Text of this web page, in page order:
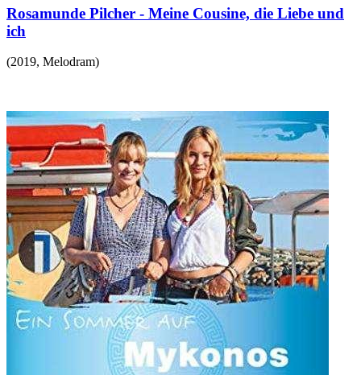
Rosamunde Pilcher - Meine Cousine, die Liebe und
ich
(2019, Melodram)